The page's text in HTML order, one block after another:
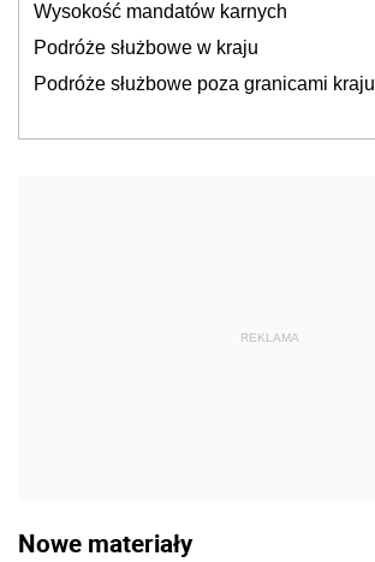
Wysokość mandatów karnych
Podróże służbowe w kraju
Podróże służbowe poza granicami kraju
REKLAMA
Nowe materiały